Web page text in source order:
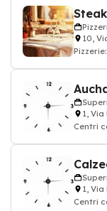
10,
1, Via
Centri
1, Via
Centri